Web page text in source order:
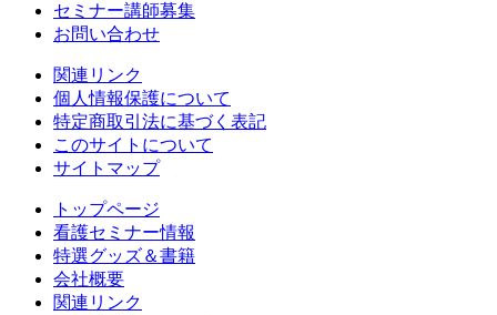
セミナー講師募集
お問い合わせ
関連リンク
個人情報保護について
特定商取引法に基づく表記
このサイトについて
サイトマップ
トップページ
看護セミナー情報
特選グッズ＆書籍
会社概要
関連リンク